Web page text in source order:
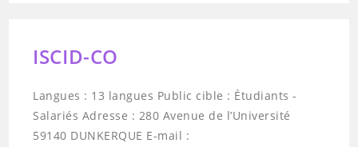
ISCID-CO
Langues : 13 langues Public cible : Étudiants -
Salariés Adresse : 280 Avenue de l’Université
59140 DUNKERQUE E-mail :